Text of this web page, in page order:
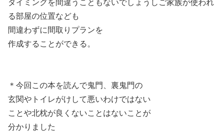
タイミングを間違うこともないでしょうしご家族が使われ
る部屋の位置なども
間違わずに間取りプランを
作成することができる。
＊今回この本を読んで鬼門、裏鬼門の
玄関やトイレがけして悪いわけではない
ことや北枕が良くないことはないことが
分かりました